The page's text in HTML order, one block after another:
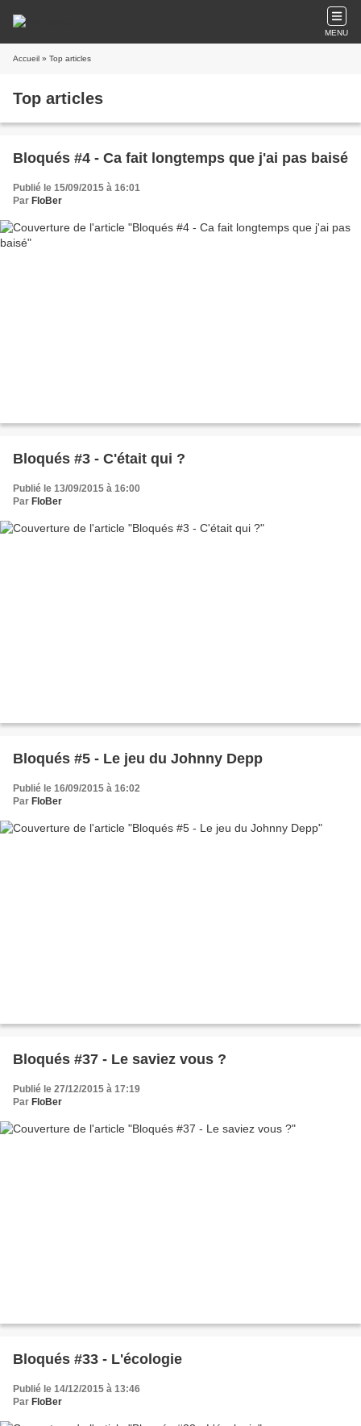
MENU
Accueil » Top articles
Top articles
Bloqués #4 - Ca fait longtemps que j'ai pas baisé
Publié le 15/09/2015 à 16:01
Par FloBer
Bloqués #3 - C'était qui ?
Publié le 13/09/2015 à 16:00
Par FloBer
Bloqués #5 - Le jeu du Johnny Depp
Publié le 16/09/2015 à 16:02
Par FloBer
Bloqués #37 - Le saviez vous ?
Publié le 27/12/2015 à 17:19
Par FloBer
Bloqués #33 - L'écologie
Publié le 14/12/2015 à 13:46
Par FloBer